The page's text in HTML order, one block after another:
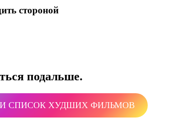
стороной
подальше.
СПИСОК ХУДШИХ ФИЛЬМОВ